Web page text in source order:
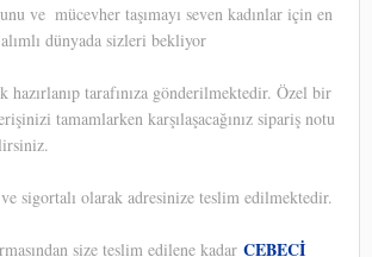
ve mücevher taşımayı seven kadınlar için en
dünyada sizleri bekliyor
hazırlanıp tarafınıza gönderilmektedir. Özel bir
tamamlarken karşılaşacağınız sipariş notu
sigortalı olarak adresinize teslim edilmektedir.
size teslim edilene kadar CEBECİ